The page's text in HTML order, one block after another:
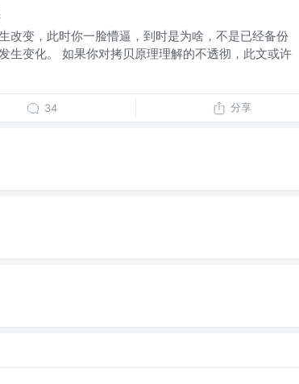
改变，此时你一脸懵逼，到时是为啥，不是已经备份
生变化。 如果你对拷贝原理理解的不透彻，此文或许
34 分享